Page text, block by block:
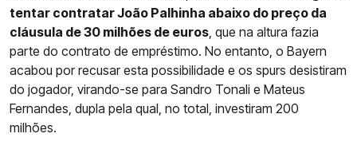
tentar contratar João Palhinha abaixo do preço da
cláusula de 30 milhões de euros , que na altura fazia
parte do contrato de empréstimo. No entanto, o Bayern
acabou por recusar esta possibilidade e os spurs desistiram
do jogador, virando-se para Sandro Tonali e Mateus
Fernandes, dupla pela qual, no total, investiram 200
milhões.